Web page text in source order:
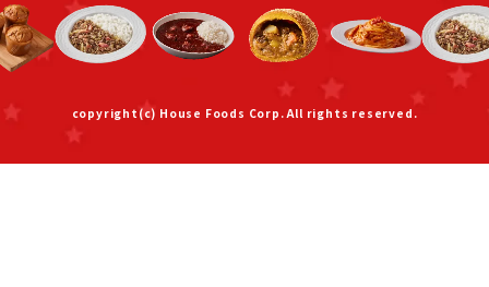
copyright(c) House Foods Corp. All rights reserved.